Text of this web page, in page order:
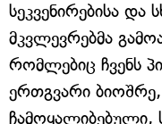
სეკვენირებისა და
მკვლევრებმა
რომლებიც ჩვენს
ერთგვარი
ჩამოყალიბებული,